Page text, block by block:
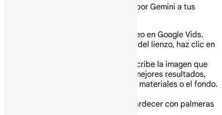
Puedes añadir imágenes generadas por Gemini a tus
En tu computadora abre un video en Google Vids.
En el panel lateral a la derecha del lienzo, haz clic en
En el cuadro de búsqueda, describe la imagen que
quieres generar. Para obtener mejores resultados,
incluye el sujeto, el entorno, los materiales o el fondo.
Una playa hawaiana al atardecer con palmeras